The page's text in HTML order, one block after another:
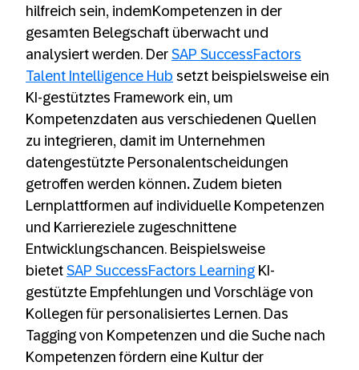
hilfreich sein, indemKompetenzen in der
gesamten Belegschaft überwacht und
analysiert werden. Der SAP SuccessFactors
Talent Intelligence Hub setzt beispielsweise ein
KI-gestütztes Framework ein, um
Kompetenzdaten aus verschiedenen Quellen
zu integrieren, damit im Unternehmen
datengestützte Personalentscheidungen
getroffen werden können.Zudem bieten
Lernplattformen auf individuelle Kompetenzen
und Karriereziele zugeschnittene
Entwicklungschancen. Beispielsweise
bietet SAP SuccessFactors Learning KI-
gestützte Empfehlungen und Vorschläge von
Kollegen für personalisiertes Lernen. Das
Tagging von Kompetenzen und die Suche nach
Kompetenzen fördern eine Kultur der